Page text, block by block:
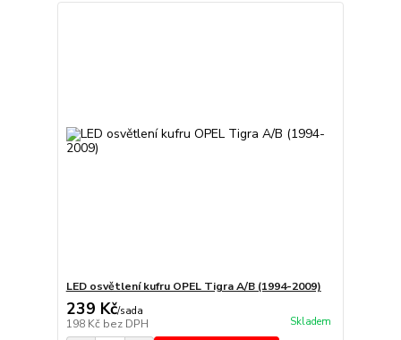
LED osvětlení kufru OPEL Tigra A/B (1994-2009)
239 Kč/sada
198 Kč bez DPH Skladem